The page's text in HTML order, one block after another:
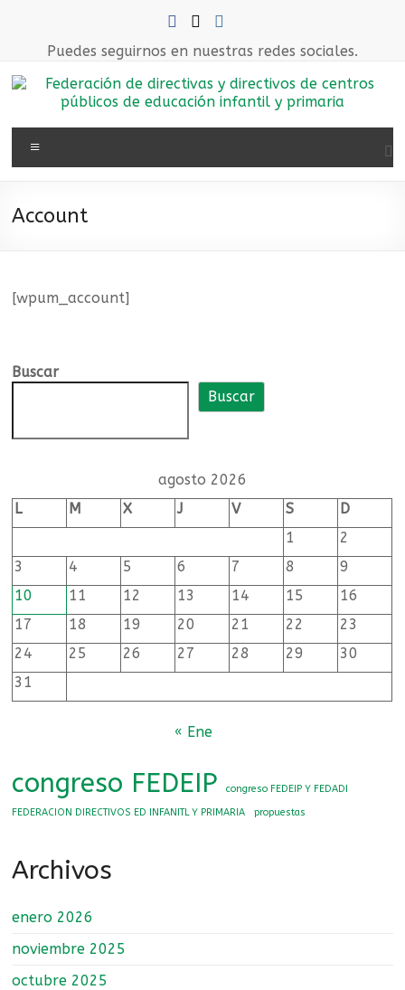
contenidoPuedes seguirnos en nuestras redes sociales.
Federación
de
directivas
de
públicos
educación
y
primaria
Federación
de
directivas
y
directivos
de
educación
infantil
y
Account
[wpum_account]
Buscar
Buscar
agosto 2026
L
M X J V S
D
1
2
3
4 5 6 7 8
9
10
11 12 13 14 15
16
17
18 19 20 21 22
23
24
25 26 27 28 29
30
31
« Ene
congreso FEDEIP
congreso FEDEIP Y FEDADI
FEDERACION DIRECTIVOS ED INFANITL Y PRIMARIA
propuestas
Archivos
enero 2026
noviembre 2025
octubre 2025